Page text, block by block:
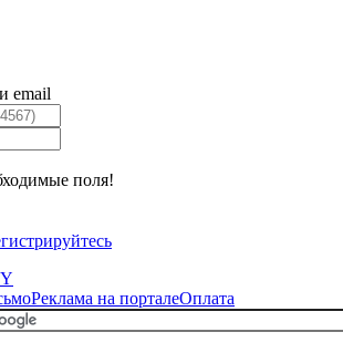
email
поля!
Реклама на порталеОплата